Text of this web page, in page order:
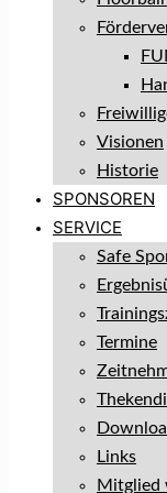
Visionen
Historie
SPONSOREN
SERVICE
Safe
Termine
Links
Mitglied